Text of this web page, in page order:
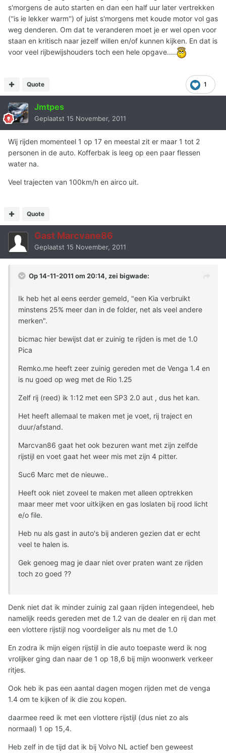
s'morgens de auto starten en dan een half uur later vertrekken
(''is ie lekker warm'') of juist s'morgens met koude motor vol gas
weg denderen. Om dat te veranderen moet je er wel open voor
staan en kritisch naar jezelf willen en/of kunnen kijken. En dat is
voor veel rijbewijshouders toch een hele opgave.....
1
Quote
Jmtpes
Geplaatst 15 November, 2011
Wij rijden momenteel 1 op 17 en meestal zit er maar 1 tot 2
personen in de auto. Kofferbak is leeg op een paar flessen
water na.
Veel trajecten van 100km/h en airco uit.
Quote
Gast Marcvane86
Geplaatst 15 November, 2011
Op 14-11-2011 om 20:14, zei bigwade:
Ik heb het al eens eerder gemeld, "een Kia verbruikt
minstens 25% meer dan in de folder, net als veel andere
merken".
bicmac hier bewijst dat er zuinig te rijden is met de 1.0
Pica
Remko.me heeft zeer zuinig gereden met de Venga 1.4 en
is nu goed op weg met de Rio 1.25
Zelf rij (reed) ik 1:12 met een SP3 2.0 aut , dus het kan.
Het heeft allemaal te maken met je voet, rij traject en
duur/afstand.
Marcvan86 gaat het ook bezuren want met zijn zelfde
rijstijl en voet gaat het weer mis met zijn 4 pitter.
Suc6 Marc met de nieuwe..
Heeft ook niet zoveel te maken met alleen optrekken
maar meer met voor uitkijken en gas loslaten bij rood licht
e/o file.
Heb nu als gast in auto's bij anderen gezien dat er echt
veel te halen is.
Gek genoeg mag je daar niet over praten want ze rijden
toch zo goed ??
Denk niet dat ik minder zuinig zal gaan rijden integendeel, heb
namelijk reeds gereden met de 1.2 van de dealer en rij dan met
een vlottere rijstijl nog voordeliger als nu met de 1.0
En zodra ik mijn eigen rijstijl in die auto toepaste werd ik nog
vrolijker ging dan naar de 1 op 18,6 bij mijn woonwerk verkeer
ritjes.
Ook heb ik pas een aantal dagen mogen rijden met de venga
1.4 om te kijken of ik die zou kopen.
daarmee reed ik met een vlottere rijstijl (dus niet zo als
normaal) 1 op 15,4.
Heb zelf in de tijd dat ik bij Volvo NL actief ben geweest